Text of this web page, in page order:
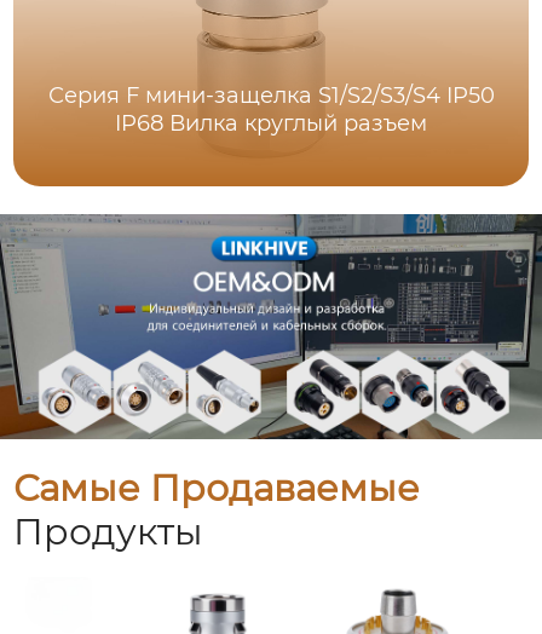
Серия F мини-защелка S1/S2/S3/S4 IP50
IP68 Вилка круглый разъем
Самые Продаваемые
Продукты